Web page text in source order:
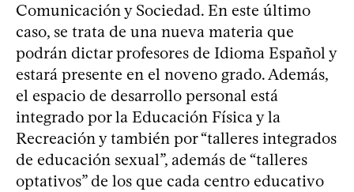
Comunicación y Sociedad. En este último
caso, se trata de una nueva materia que
podrán dictar profesores de Idioma Español y
estará presente en el noveno grado. Además,
el espacio de desarrollo personal está
integrado por la Educación Física y la
Recreación y también por “talleres integrados
de educación sexual”, además de “talleres
optativos” de los que cada centro educativo